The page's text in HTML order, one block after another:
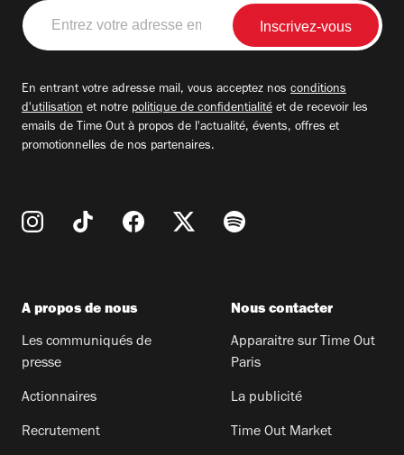
Entrez
votre
adresse
En entrant votre adresse mail, vous acceptez nos conditions
d'utilisation et notre politique de confidentialité et de recevoir les
emails de Time Out à propos de l'actualité, évents, offres et
promotionnelles de nos partenaires.
A propos de nous
Les communiqués de
presse
Actionnaires
Recrutement
Nous contacter
Apparaitre sur Time Out
Paris
La publicité
Time Out Market